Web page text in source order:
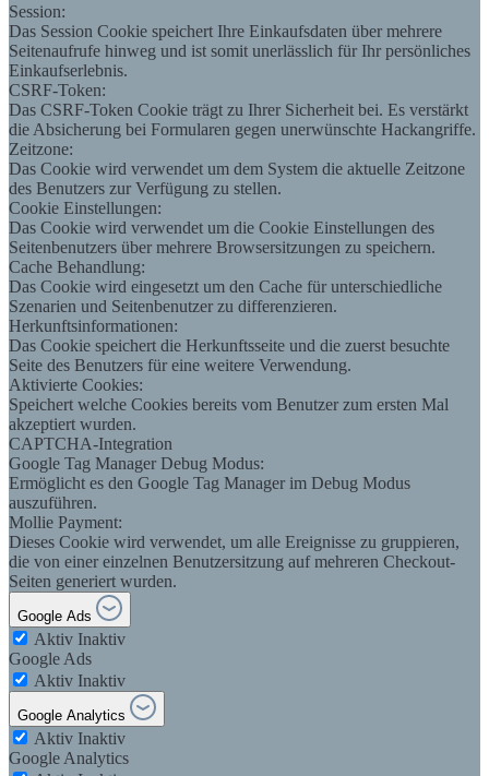
Session:
Das Session Cookie speichert Ihre Einkaufsdaten über mehrere
Seitenaufrufe hinweg und ist somit unerlässlich für Ihr persönliches
Einkaufserlebnis.
CSRF-Token:
Das CSRF-Token Cookie trägt zu Ihrer Sicherheit bei. Es verstärkt
die Absicherung bei Formularen gegen unerwünschte Hackangriffe.
Zeitzone:
Das Cookie wird verwendet um dem System die aktuelle Zeitzone
des Benutzers zur Verfügung zu stellen.
Cookie Einstellungen:
Das Cookie wird verwendet um die Cookie Einstellungen des
Seitenbenutzers über mehrere Browsersitzungen zu speichern.
Cache Behandlung:
Das Cookie wird eingesetzt um den Cache für unterschiedliche
Szenarien und Seitenbenutzer zu differenzieren.
Herkunftsinformationen:
Das Cookie speichert die Herkunftsseite und die zuerst besuchte
Seite des Benutzers für eine weitere Verwendung.
Aktivierte Cookies:
Speichert welche Cookies bereits vom Benutzer zum ersten Mal
akzeptiert wurden.
CAPTCHA-Integration
Google Tag Manager Debug Modus:
Ermöglicht es den Google Tag Manager im Debug Modus
auszuführen.
Mollie Payment:
Dieses Cookie wird verwendet, um alle Ereignisse zu gruppieren,
die von einer einzelnen Benutzersitzung auf mehreren Checkout-
Seiten generiert wurden.
Google Ads
Aktiv Inaktiv
Google Ads
Aktiv Inaktiv
Google Analytics
Aktiv Inaktiv
Google Analytics